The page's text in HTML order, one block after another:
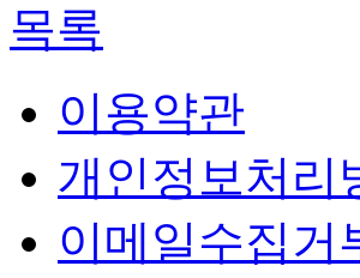
목록
이용약관
개인정보처리
이메일수집거